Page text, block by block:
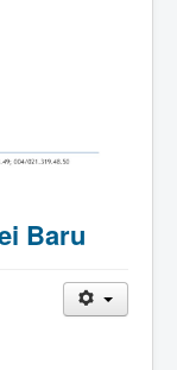
Baru